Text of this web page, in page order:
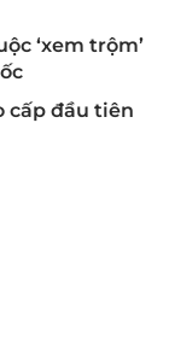
‘xem trộm’
cấp đầu tiên